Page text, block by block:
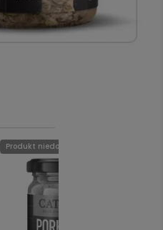
Produkt niedostępny